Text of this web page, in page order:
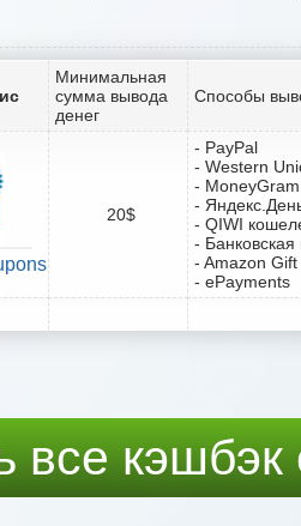
Минимальная
сумма вывода
денег
Способы
20$
- PayPal
- Western
- MoneyGram
-
- QIWI
-
- Amazon
- ePayments
все